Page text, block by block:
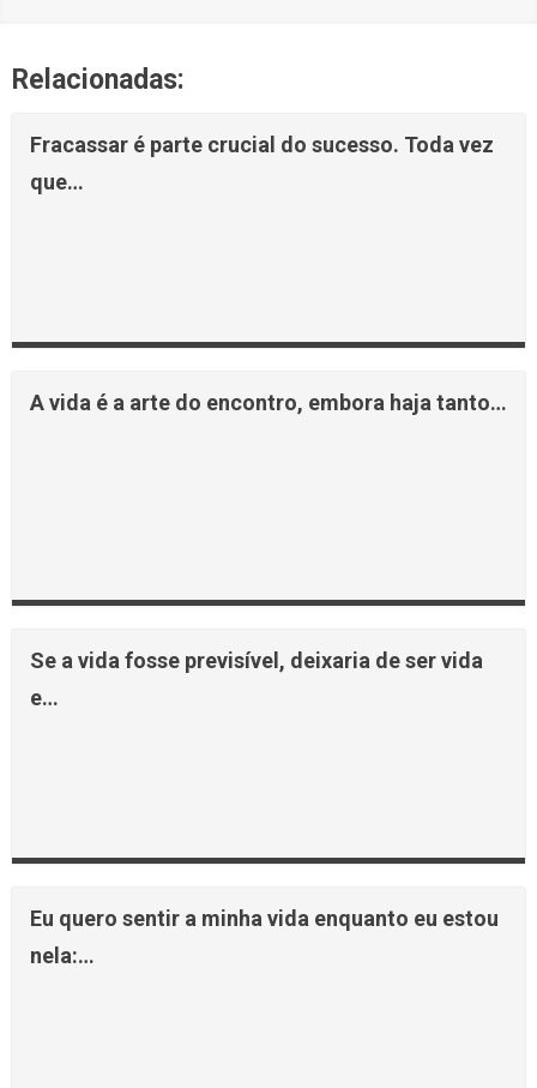
Relacionadas:
Fracassar é parte crucial do sucesso. Toda vez
que…
A vida é a arte do encontro, embora haja tanto…
Se a vida fosse previsível, deixaria de ser vida
e…
Eu quero sentir a minha vida enquanto eu estou
nela:…